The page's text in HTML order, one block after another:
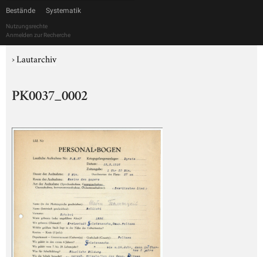
Bestände Systematik
Nutzungsrechte
Anmelden zur Recherche
›Lautarchiv
PK0037_0002